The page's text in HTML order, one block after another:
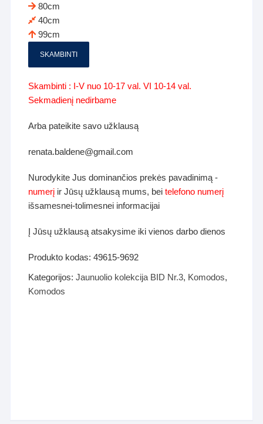
80cm
40cm
99cm
SKAMBINTI
Skambinti : I-V nuo 10-17 val. VI 10-14 val.
Sekmadienį nedirbame
Arba pateikite savo užklausą
renata.baldene@gmail.com
Nurodykite Jus dominančios prekės pavadinimą -
numerį ir Jūsų užklausą mums, beitelefono numerį
išsamesnei-tolimesnei informacijai
Į Jūsų užklausą atsakysime iki vienos darbo dienos
Produkto kodas:49615-9692
Kategorijos:Jaunuolio kolekcija BID Nr.3, Komodos,
Komodos